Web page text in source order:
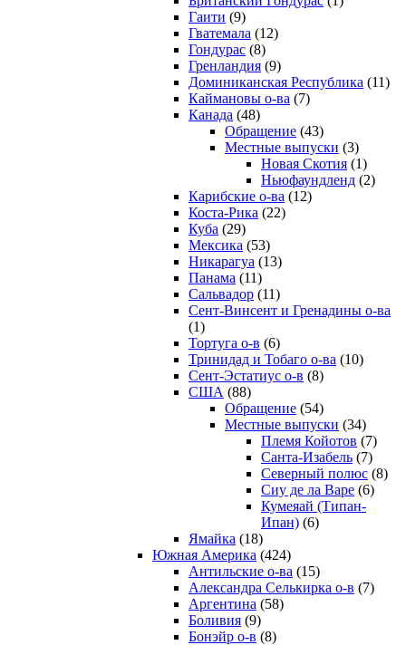
Гаити (9)
Гватемала (12)
Гондурас (8)
Гренландия (9)
Доминиканская Республика (11)
Каймановы о-ва (7)
Канада (48)
Обращение (43)
Местные выпуски (3)
Новая Скотия (1)
Ньюфаундленд (2)
Карибские о-ва (12)
Коста-Рика (22)
Куба (29)
Мексика (53)
Никарагуа (13)
Панама (11)
Сальвадор (11)
Сент-Винсент и Гренадины о-ва
(1)
Тортуга о-в (6)
Тринидад и Тобаго о-ва (10)
Сент-Эстатиус о-в (8)
США (88)
Обращение (54)
Местные выпуски (34)
Племя Койотов (7)
Санта-Изабель (7)
Северный полюс (8)
Сиу де ла Варе (6)
Кумеяай (Типан-
Ипан) (6)
Ямайка (18)
Южная Америка (424)
Антильские о-ва (15)
Александра Селькирка о-в (7)
Аргентина (58)
Боливия (9)
Бонэйр о-в (8)